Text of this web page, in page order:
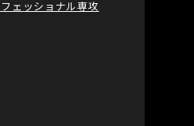
ェッショナル専攻